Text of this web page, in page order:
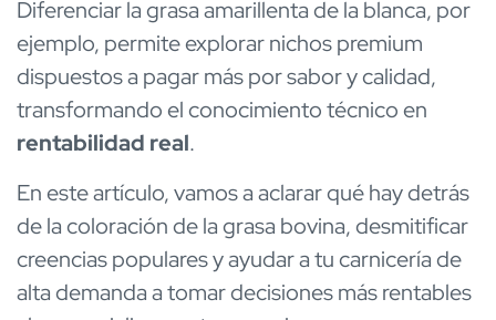
Diferenciar la grasa amarillenta de la blanca, por
ejemplo, permite explorar nichos premium
dispuestos a pagar más por sabor y calidad,
transformando el conocimiento técnico en
rentabilidad real.
En este artículo, vamos a aclarar qué hay detrás
de la coloración de la grasa bovina, desmitificar
creencias populares y ayudar a tu carnicería de
alta demanda a tomar decisiones más rentables